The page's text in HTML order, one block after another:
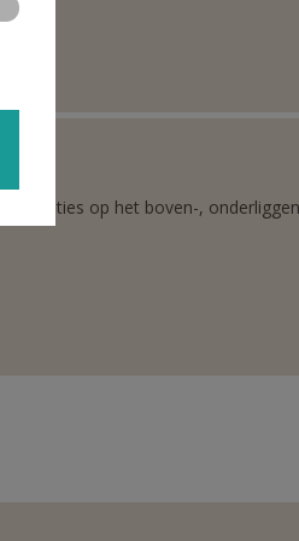
op het boven-,